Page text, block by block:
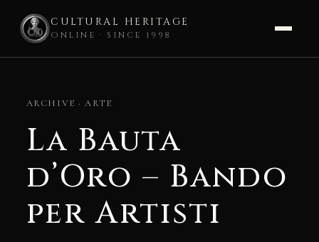
CULTURAL HERITAGE
ONLINE · SINCE 1998
contentARCHIVE · ARTE
La Bauta
d’Oro – Bando
per Artisti